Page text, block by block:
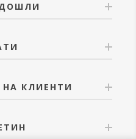
КЛИЕНТИ